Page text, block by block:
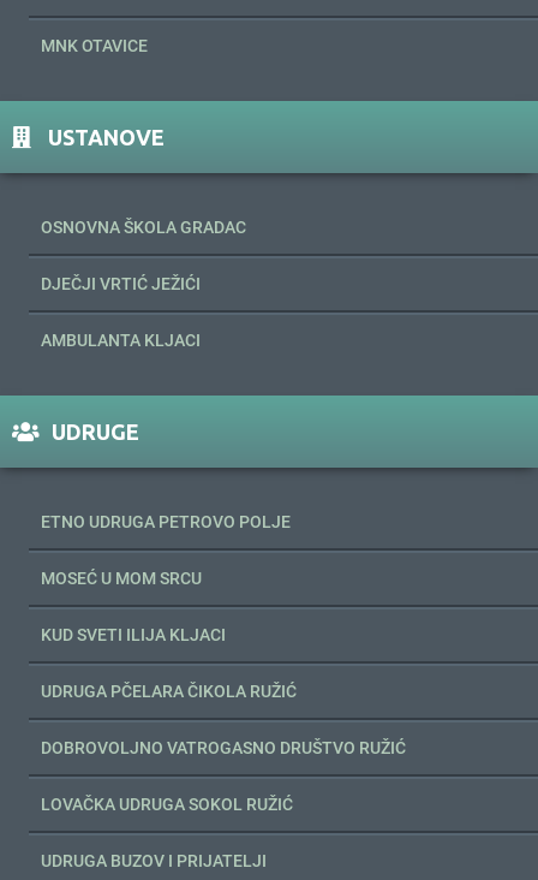
MNK OTAVICE
USTANOVE
OSNOVNA ŠKOLA GRADAC
DJEČJI VRTIĆ JEŽIĆI
AMBULANTA KLJACI
UDRUGE
ETNO UDRUGA PETROVO POLJE
MOSEĆ U MOM SRCU
KUD SVETI ILIJA KLJACI
UDRUGA PČELARA ČIKOLA RUŽIĆ
DOBROVOLJNO VATROGASNO DRUŠTVO RUŽIĆ
LOVAČKA UDRUGA SOKOL RUŽIĆ
UDRUGA BUZOV I PRIJATELJI